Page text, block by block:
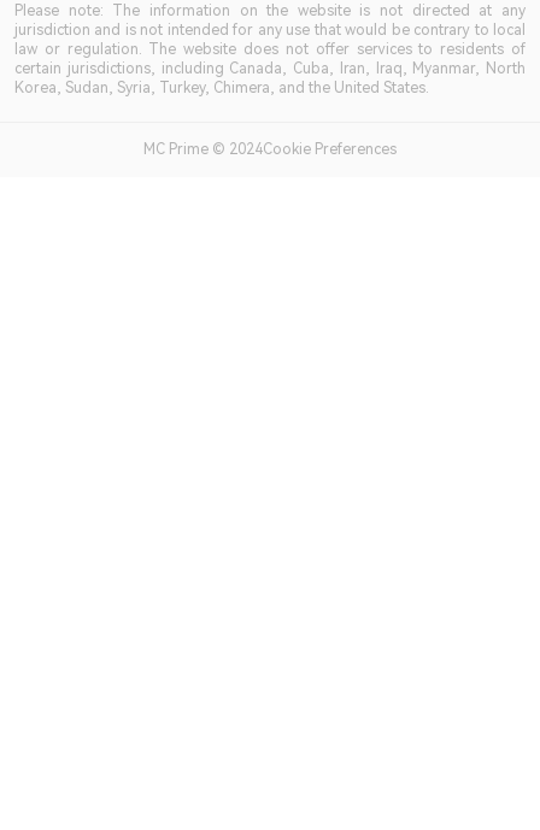
Please note: The information on the website is not directed at any
jurisdiction and is not intended for any use that would be contrary to local
law or regulation. The website does not offer services to residents of
certain jurisdictions, including Canada, Cuba, Iran, Iraq, Myanmar, North
Korea, Sudan, Syria, Turkey, Chimera, and the United States.
MC Prime © 2024Cookie Preferences